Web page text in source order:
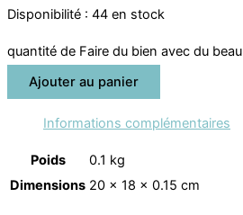
Disponibilité : 44 en stock
quantité de Faire du bien avec du beau
Ajouter au panier
Informations complémentaires
Poids
0.1 kg
Dimensions 20 × 18 × 0.15 cm